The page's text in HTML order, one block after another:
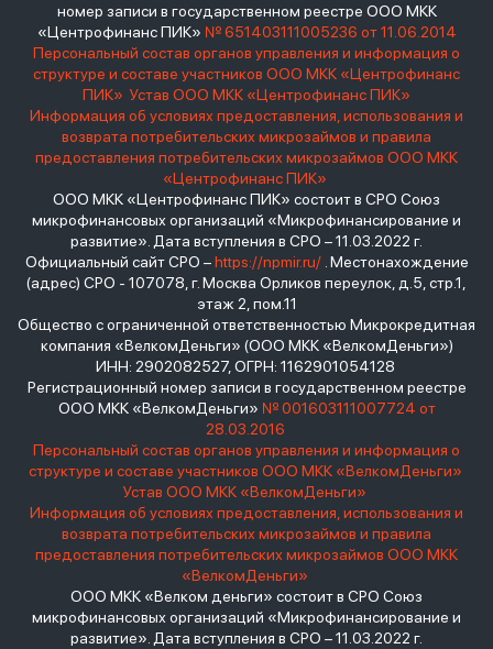
номер записи в государственном реестре ООО МКК
«Центрофинанс ПИК» № 651403111005236 от 11.06.2014
Персональный состав органов управления и информация о
структуре и составе участников ООО МКК «Центрофинанс
ПИК» Устав ООО МКК «Центрофинанс ПИК»
Информация об условиях предоставления, использования и
возврата потребительских микрозаймов и правила
предоставления потребительских микрозаймов ООО МКК
«Центрофинанс ПИК»
ООО МКК «Центрофинанс ПИК» состоит в СРО Союз
микрофинансовых организаций «Микрофинансирование и
развитие». Дата вступления в СРО – 11.03.2022 г.
Официальный сайт СРО –https://npmir.ru/. Местонахождение
(адрес) СРО - 107078, г. Москва Орликов переулок, д.5, стр.1,
этаж 2, пом.11
Общество с ограниченной ответственностью Микрокредитная
компания «ВелкомДеньги» (ООО МКК «ВелкомДеньги»)
ИНН: 2902082527, ОГРН: 1162901054128
Регистрационный номер записи в государственном реестре
ООО МКК «ВелкомДеньги» № 001603111007724 от
28.03.2016
Персональный состав органов управления и информация о
структуре и составе участников ООО МКК «ВелкомДеньги»
Устав ООО МКК «ВелкомДеньги»
Информация об условиях предоставления, использования и
возврата потребительских микрозаймов и правила
предоставления потребительских микрозаймов ООО МКК
«ВелкомДеньги»
ООО МКК «Велком деньги» состоит в СРО Союз
микрофинансовых организаций «Микрофинансирование и
развитие». Дата вступления в СРО – 11.03.2022 г.